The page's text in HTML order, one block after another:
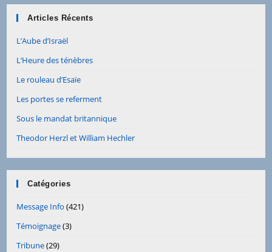
Articles Récents
L’Aube d’Israël
L’Heure des ténèbres
Le rouleau d’Esaïe
Les portes se referment
Sous le mandat britannique
Theodor Herzl et William Hechler
Catégories
Message Info (421)
Témoignage(3)
Tribune(29)